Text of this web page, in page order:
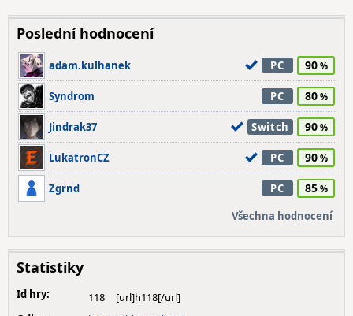
Poslední hodnocení
adam.kulhanek PC 90
Syndrom PC 80
Jindrak37 Switch 90
LukatronCZ PC 90
Zgrnd PC 85
Všechna hodnocení
Statistiky
Id hry:
118